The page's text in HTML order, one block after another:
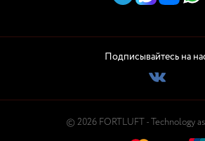
Подписывайтесь на
© 2026 FORTLUFT - Technology